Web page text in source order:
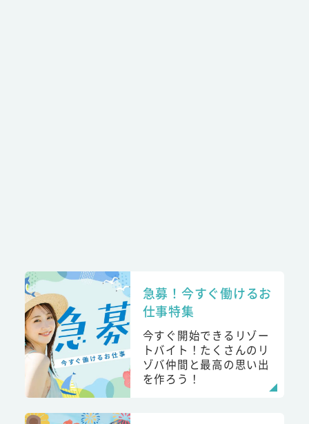
急募！今すぐ働けるお
仕事特集
今すぐ開始できるリゾー
トバイト！たくさんのリ
ゾバ仲間と最高の思い出
を作ろう！